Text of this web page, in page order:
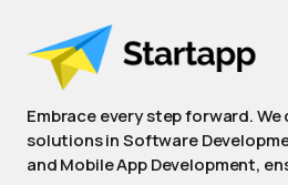
Embrace every step forward.
solutions in Software
and Mobile App Development,